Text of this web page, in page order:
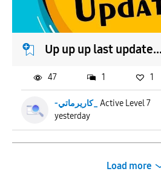
Up up up last update...
-كاريرماتي_ Active Level 7
yesterday
47 1 1
Load more